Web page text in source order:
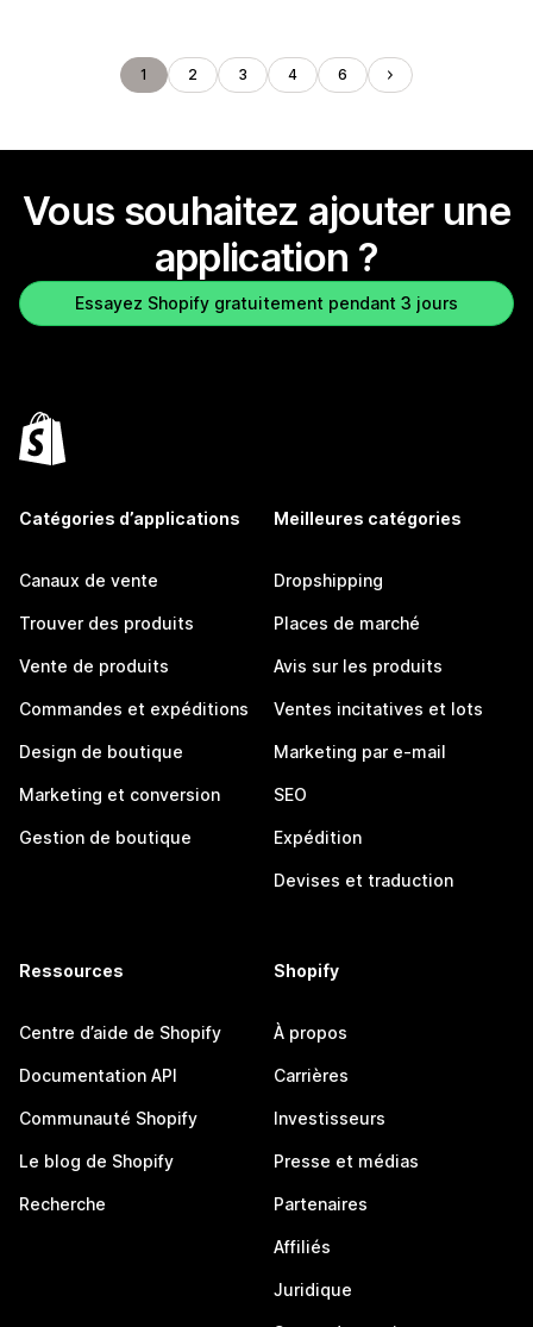
1 2 3 4 6
Vous souhaitez ajouter une
application ?
Essayez Shopify gratuitement pendant 3 jours
Catégories d’applications
Canaux de vente
Trouver des produits
Vente de produits
Commandes et expéditions
Design de boutique
Marketing et conversion
Gestion de boutique
Meilleures catégories
Dropshipping
Places de marché
Avis sur les produits
Ventes incitatives et lots
Marketing par e-mail
SEO
Expédition
Devises et traduction
Ressources
Centre d’aide de Shopify
Documentation API
Communauté Shopify
Le blog de Shopify
Recherche
Shopify
À propos
Carrières
Investisseurs
Presse et médias
Partenaires
Affiliés
Juridique